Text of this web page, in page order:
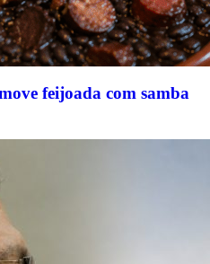
feijoada com samba